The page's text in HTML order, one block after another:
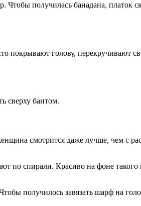
получилась банадана, платок
покрывают голову, перекручивают
сверху бантом.
смотрится даже лучше, чем с
по спирали. Красиво на фоне такого
получилось завязать шарф на